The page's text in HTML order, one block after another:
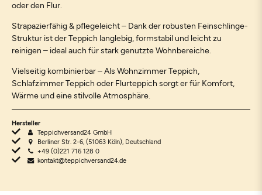
oder den Flur.
Strapazierfähig & pflegeleicht – Dank der robusten Feinschlinge-
Struktur ist der Teppich langlebig, formstabil und leicht zu
reinigen – ideal auch für stark genutzte Wohnbereiche.
Vielseitig kombinierbar – Als Wohnzimmer Teppich,
Schlafzimmer Teppich oder Flurteppich sorgt er für Komfort,
Wärme und eine stilvolle Atmosphäre.
Hersteller
Teppichversand24 GmbH
Berliner Str. 2-6, (51063 Köln), Deutschland
+49 (0)221 716 128 0
kontakt@teppichversand24.de